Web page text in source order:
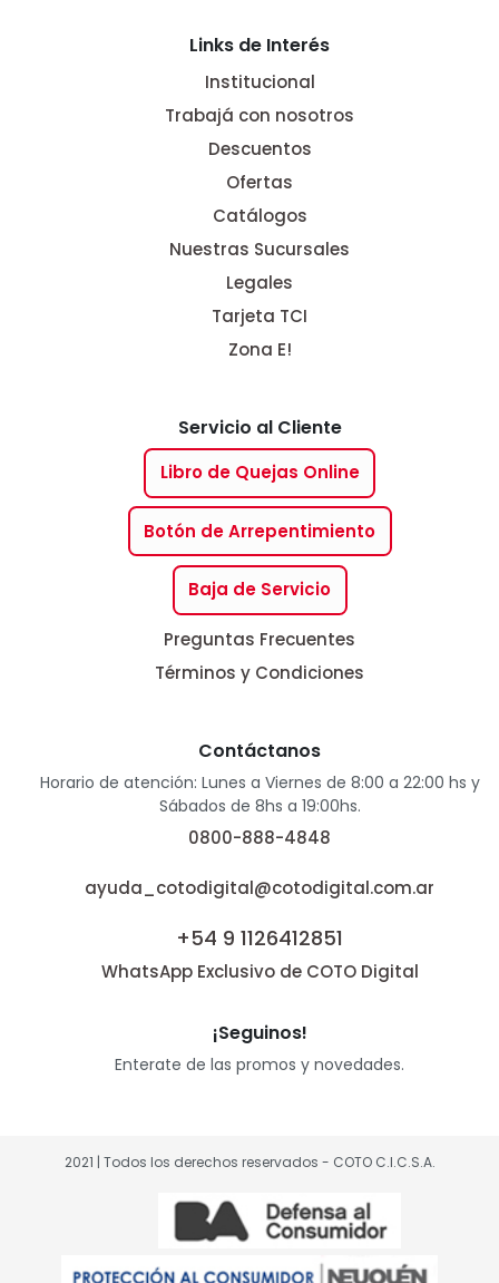
Links de Interés
Institucional
Trabajá con nosotros
Descuentos
Ofertas
Catálogos
Nuestras Sucursales
Legales
Tarjeta TCI
Zona E!
Servicio al Cliente
Libro de Quejas Online
Botón de Arrepentimiento
Baja de Servicio
Preguntas Frecuentes
Términos y Condiciones
Contáctanos
Horario de atención: Lunes a Viernes de 8:00 a 22:00 hs y
Sábados de 8hs a 19:00hs.
0800-888-4848
ayuda_cotodigital@cotodigital.com.ar
+54 9 1126412851
WhatsApp Exclusivo de COTO Digital
¡Seguinos!
Enterate de las promos y novedades.
2021 | Todos los derechos reservados - COTO C.I.C.S.A.